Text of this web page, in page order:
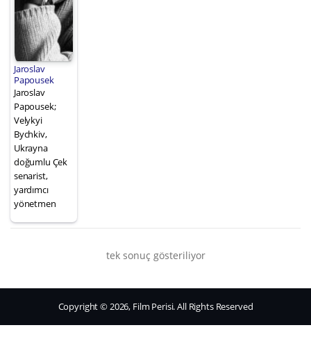
Jaroslav
Papousek
Jaroslav
Papousek;
Velykyi
Bychkiv,
Ukrayna
doğumlu Çek
senarist,
yardımcı
yönetmen
tek sonuç gösteriliyor
Copyright © 2026, Film Perisi. All Rights Reserved